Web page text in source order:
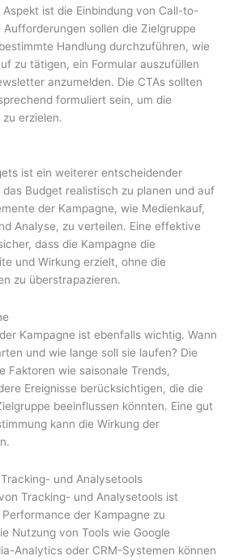
ist die Einbindung von Call-to-
Aufforderungen sollen die Zielgruppe
Handlung durchzuführen, wie
zu tätigen, ein Formular auszufüllen
anzumelden. Die CTAs sollten
formuliert sein, um die
erzielen.
ist ein weiterer entscheidender
Budget realistisch zu planen und auf
der Kampagne, wie Medienkauf,
Analyse, zu verteilen. Eine effektive
dass die Kampagne die
und Wirkung erzielt, ohne die
zu überstrapazieren.
Kampagne ist ebenfalls wichtig. Wann
und wie lange soll sie laufen? Die
Faktoren wie saisonale Trends,
Ereignisse berücksichtigen, die die
beeinflussen könnten. Eine gut
kann die Wirkung der
und Analysetools
Tracking- und Analysetools ist
der Kampagne zu
Nutzung von Tools wie Google
Analytics oder CRM-Systemen können